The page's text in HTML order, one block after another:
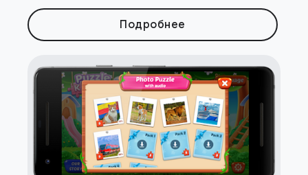
Подробнее